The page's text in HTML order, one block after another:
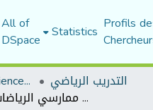
All of
DSpace Statistics Profils
Institute of Sports Sciences and Techniques التدريب الرياضي
الوعي الصحي وعلاقته بالسلوك الصحي- تلقي اللقاح المضاد لفيرس كوفيد 19 - لدى ممارسي الرياضات الجماعية